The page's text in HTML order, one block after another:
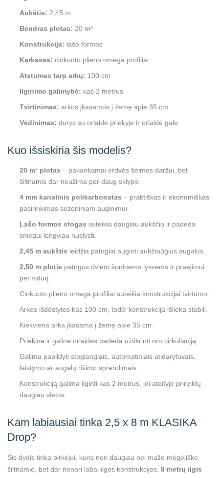
Aukštis: 2,45 m
Bendras plotas: 20 m²
Konstrukcija: lašo formos
Karkasas: cinkuoto plieno omega profiliai
Atstumas tarp arkų: 100 cm
Ilginimo galimybė: kas 2 metrus
Tvirtinimas: arkos įkasamos į žemę apie 35 cm
Vėdinimas: durys su orlaide priekyje ir orlaidė gale
Kuo išsiskiria šis modelis?
20 m² plotas – pakankamai erdvės šeimos daržui, bet
šiltnamis dar neužima per daug sklypo.
4 mm kanalinis polikarbonatas – praktiškas ir ekonomiškas
pasirinkimas sezoniniam auginimui.
Lašo formos stogas suteikia daugiau aukščio ir padeda
sniegui lengviau nuslysti.
2,45 m aukštis leidžia patogiai auginti aukštaūgius augalus.
2,50 m plotis patogus dviem šoninėms lysvėms ir praėjimui
per vidurį.
Cinkuoto plieno omega profiliai suteikia konstrukcijai tvirtumo.
Arkos išdėstytos kas 100 cm, todėl konstrukcija išlieka stabili.
Kiekviena arka įkasama į žemę apie 35 cm.
Priekinė ir galinė orlaidės padeda užtikrinti oro cirkuliaciją.
Galima papildyti stoglangiais, automatiniais atidarytuvais,
laistymo ar augalų rišimo sprendimais.
Konstrukciją galima ilginti kas 2 metrus, jei ateityje prireiktų
daugiau vietos.
Kam labiausiai tinka 2,5 x 8 m KLASIKA
Drop?
Šis dydis tinka pirkėjui, kuris nori daugiau nei mažo mėgėjiško
šiltnamio, bet dar nenori labai ilgos konstrukcijos. 8 metrų ilgis